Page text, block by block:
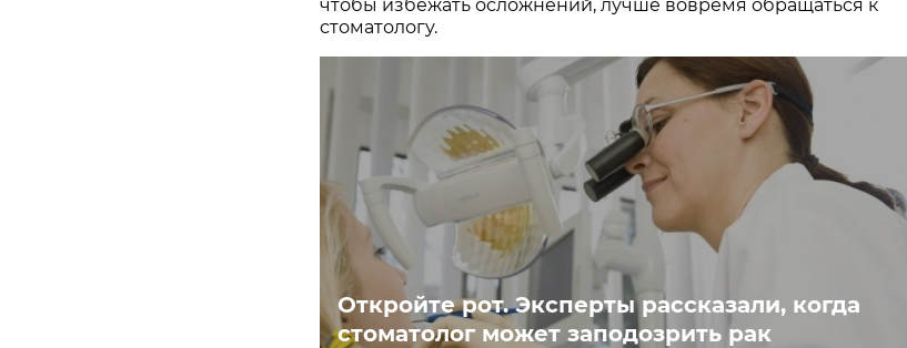
чтобы избежать осложнений, лучше вовремя обращаться к
стоматологу.
Откройте рот. Эксперты рассказали, когда
стоматолог может заподозрить рак